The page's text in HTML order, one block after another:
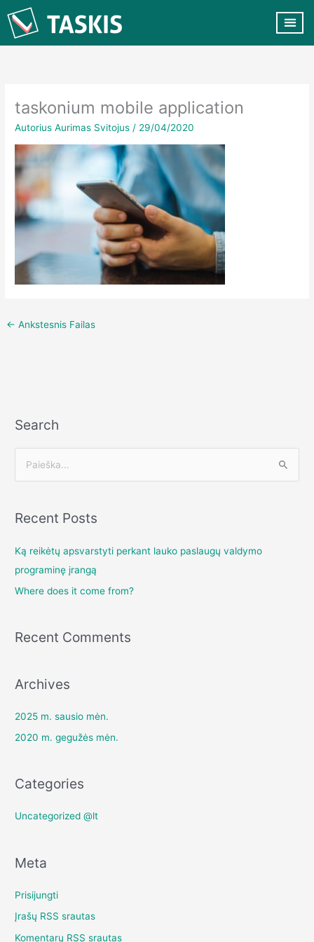
Pereiti
prie
turinio
taskonium mobile application
Autorius Aurimas Svitojus / 29/04/2020
← Ankstesnis Failas
Search
kRecent Posts
Ką reikėtų apsvarstyti perkant lauko paslaugų valdymo
programinę įrangą
Where does it come from?
Recent Comments
Archives
2025 m. sausio mėn.
2020 m. gegužės mėn.
Categories
Uncategorized @lt
Meta
Prisijungti
Įrašų RSS srautas
Komentarų RSS srautas